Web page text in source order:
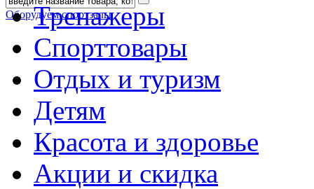
Оборудуем спортзалы
Тренажеры
Спорттовары
Отдых и туризм
Детям
Красота и здоровье
Акции и скидка